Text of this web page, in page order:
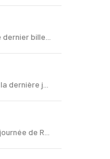
bille...
dernière j...
de R...